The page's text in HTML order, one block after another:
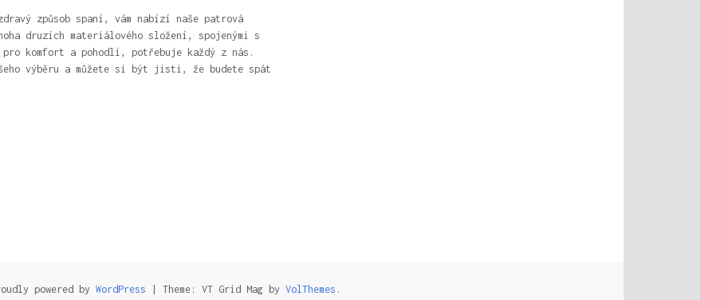
způsob spaní, vám nabízí naše patrová
druzích materiálového složení, spojenými s
komfort a pohodlí, potřebuje každý z nás.
výběru a můžete si být jisti, že budete spát
powered by WordPress Theme: VT Grid Mag by VolThemes .